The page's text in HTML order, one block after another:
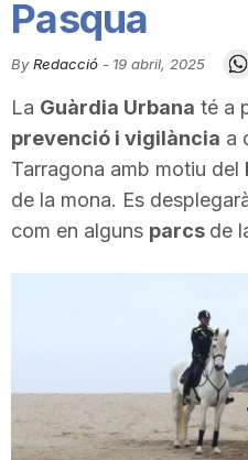
i
t
a
e
Pasqua
By Redacció - 19 abril, 2025
La Guàrdia Urbana té a
prevenció i vigilància a
Tarragona amb motiu del
de la mona. Es
com en alguns parcs de